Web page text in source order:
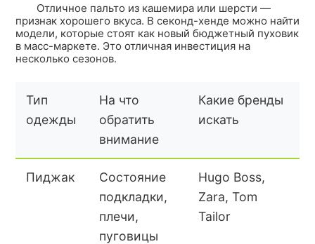
Отличное пальто из кашемира или шерсти —
признак хорошего вкуса. В секонд-хенде можно найти
модели, которые стоят как новый бюджетный пуховик
в масс-маркете. Это отличная инвестиция на
несколько сезонов.
Тип
одежды
На что
обратить
внимание
Какие бренды
искать
Пиджак
Состояние
подкладки,
плечи,
пуговицы
Hugo Boss,
Zara, Tom
Tailor